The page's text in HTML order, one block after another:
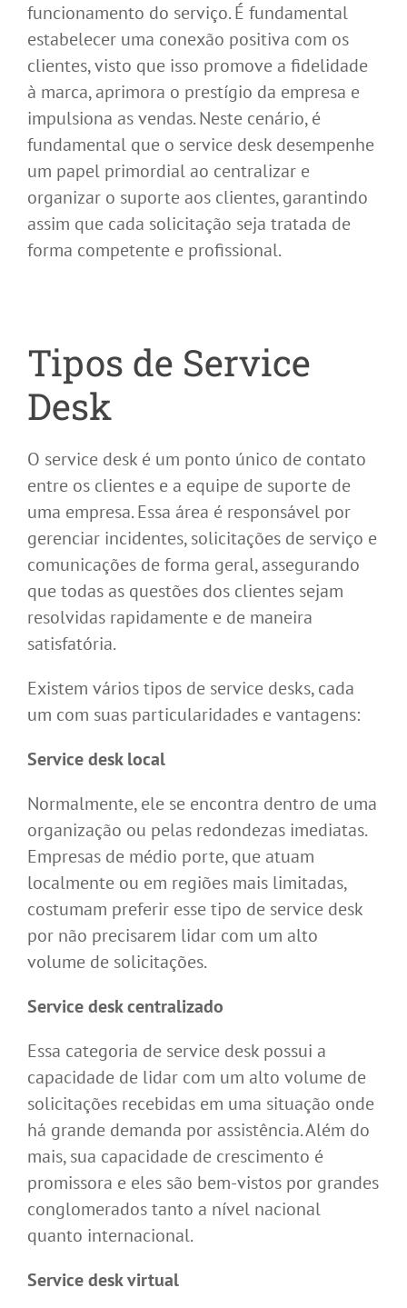
funcionamento do serviço. É fundamental
estabelecer uma conexão positiva com os
clientes, visto que isso promove a fidelidade
à marca, aprimora o prestígio da empresa e
impulsiona as vendas. Neste cenário, é
fundamental que o service desk desempenhe
um papel primordial ao centralizar e
organizar o suporte aos clientes, garantindo
assim que cada solicitação seja tratada de
forma competente e profissional.
Tipos de Service
Desk
O service desk é um ponto único de contato
entre os clientes e a equipe de suporte de
uma empresa. Essa área é responsável por
gerenciar incidentes, solicitações de serviço e
comunicações de forma geral, assegurando
que todas as questões dos clientes sejam
resolvidas rapidamente e de maneira
satisfatória.
Existem vários tipos de service desks, cada
um com suas particularidades e vantagens:
Service desk local
Normalmente, ele se encontra dentro de uma
organização ou pelas redondezas imediatas.
Empresas de médio porte, que atuam
localmente ou em regiões mais limitadas,
costumam preferir esse tipo de service desk
por não precisarem lidar com um alto
volume de solicitações.
Service desk centralizado
Essa categoria de service desk possui a
capacidade de lidar com um alto volume de
solicitações recebidas em uma situação onde
há grande demanda por assistência. Além do
mais, sua capacidade de crescimento é
promissora e eles são bem-vistos por grandes
conglomerados tanto a nível nacional
quanto internacional.
Service desk virtual